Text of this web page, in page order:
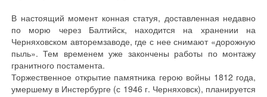
В настоящий момент конная статуя, доставленная недавно
по морю через Балтийск, находится на хранении на
Черняховском авторемзаводе, где с нее снимают «дорожную
пыль». Тем временем уже закончены работы по монтажу
гранитного постамента.
Торжественное открытие памятника герою войны 1812 года,
умершему в Инстербурге (с 1946 г. Черняховск), планируется